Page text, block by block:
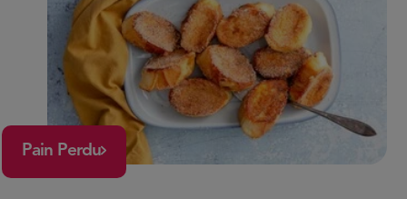
Pain Perdu